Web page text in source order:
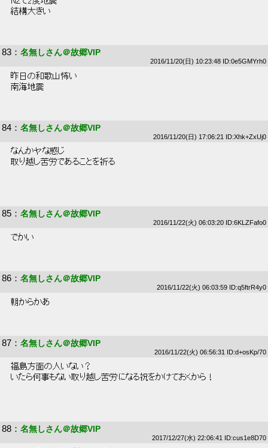
結構大きい
83 ： 名無しさん＠故郷VIP
2016/11/20(日) 10:23:48 ID:0e5GMYrh0
昨日の和歌山怖い
南海地震
84 ： 名無しさん＠故郷VIP
2016/11/20(日) 17:06:21 ID:Xhk+ZxUj0
なんかヤな感じ
取り越し苦労であることを祈る
85 ： 名無しさん＠故郷VIP
2016/11/22(火) 06:03:20 ID:6KLZFafo0
でかい
86 ： 名無しさん＠故郷VIP
2016/11/22(火) 06:03:59 ID:q5ftrR4y0
朝からかあ
87 ： 名無しさん＠故郷VIP
2016/11/22(火) 06:56:31 ID:d+osKp/70
福島方面の人いない？
いたら何事もない取り越し苦労になる祝をかけておくから！
88 ： 名無しさん＠故郷VIP
2017/12/27(水) 22:06:41 ID:cus1e8D70